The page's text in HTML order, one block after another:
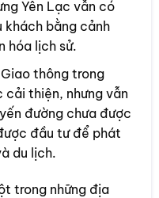
Yên Lạc vẫn có
khách bằng cảnh
hóa lịch sử.
thông trong
cải thiện, nhưng vẫn
đường chưa được
đầu tư để phát
du lịch.
trong những địa